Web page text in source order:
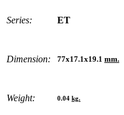
Series: ET
Dimension: 77x17.1x19.1 mm.
Weight: 0.04 kg.